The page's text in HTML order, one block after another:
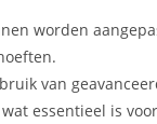
worden
van
essentieel is